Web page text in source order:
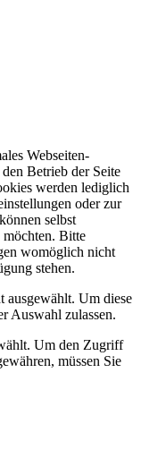
Webseiten-
Betrieb der Seite
werden lediglich
oder zur
selbst
möchten. Bitte
womöglich nicht
stehen.
ausgewählt. Um diese
Auswahl zulassen.
Um den Zugriff
müssen Sie